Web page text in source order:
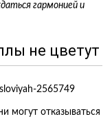
гармонией и
не цветут
могут отказываться